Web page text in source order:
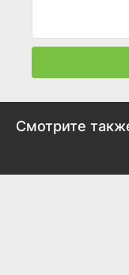
Смотрите